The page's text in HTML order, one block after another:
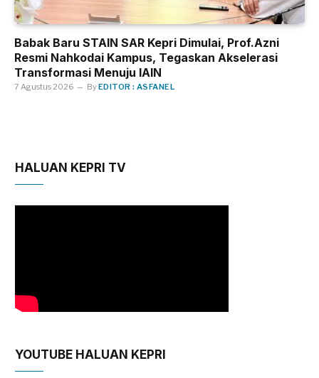
Babak Baru STAIN SAR Kepri Dimulai, Prof.Azni
Resmi Nahkodai Kampus, Tegaskan Akselerasi
Transformasi Menuju IAIN
7 Agustus 2026 ByEDITOR : ASFANEL
HALUAN KEPRI TV
YOUTUBE HALUAN KEPRI